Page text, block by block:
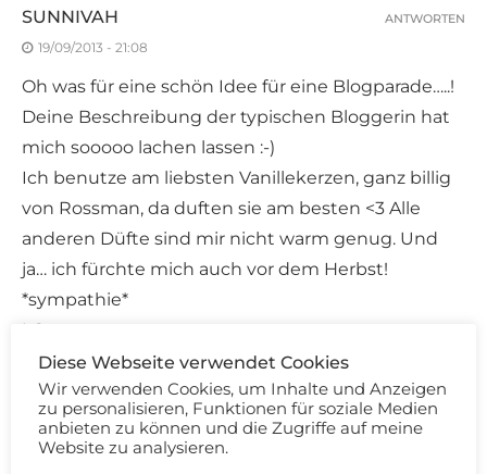
SUNNIVAH
19/09/2013 - 21:08
Oh was für eine schön Idee für eine Blogparade…..!
Deine Beschreibung der typischen Bloggerin hat
mich sooooo lachen lassen :-)
Ich benutze am liebsten Vanillekerzen, ganz billig
von Rossman, da duften sie am besten <3 Alle
anderen Düfte sind mir nicht warm genug. Und
ja… ich fürchte mich auch vor dem Herbst!
*sympathie*
LG
ANTWORTEN
KIRSCHBLÜTE
19/09/2013 - 21:42
ANTWORTEN
Diese Webseite verwendet Cookies
Wir verwenden Cookies, um Inhalte und Anzeigen
zu personalisieren, Funktionen für soziale Medien
anbieten zu können und die Zugriffe auf meine
Website zu analysieren.